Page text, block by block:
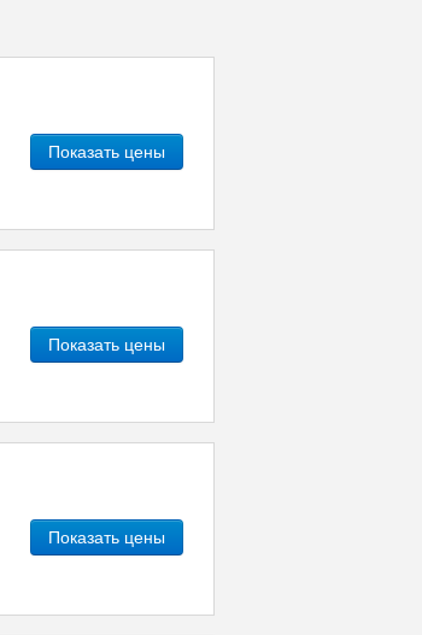
Показать цены
Показать цены
Показать цены